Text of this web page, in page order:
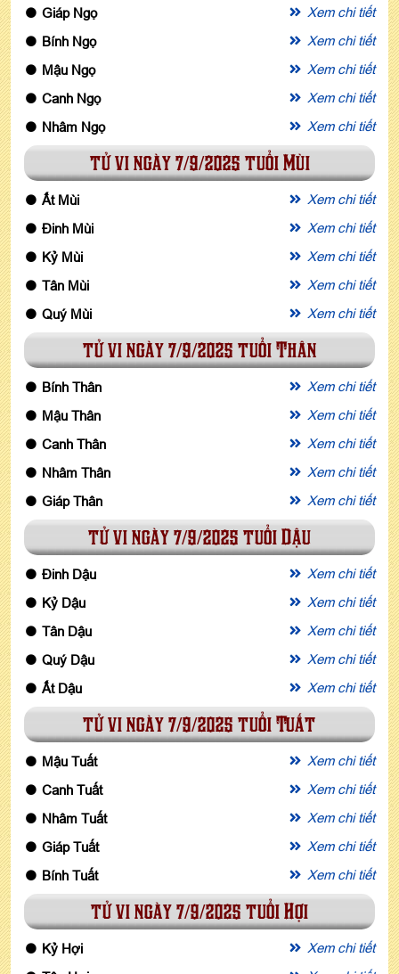
Giáp Ngọ
Xem chi tiết
Bính Ngọ
Xem chi tiết
Mậu Ngọ
Xem chi tiết
Canh Ngọ
Xem chi tiết
Nhâm Ngọ
Xem chi tiết
tử vi ngày 7/9/2025 tuổi Mùi
Ất Mùi
Xem chi tiết
Đinh Mùi
Xem chi tiết
Kỷ Mùi
Xem chi tiết
Tân Mùi
Xem chi tiết
Quý Mùi
Xem chi tiết
tử vi ngày 7/9/2025 tuổi Thân
Bính Thân
Xem chi tiết
Mậu Thân
Xem chi tiết
Canh Thân
Xem chi tiết
Nhâm Thân
Xem chi tiết
Giáp Thân
Xem chi tiết
tử vi ngày 7/9/2025 tuổi Dậu
Đinh Dậu
Xem chi tiết
Kỷ Dậu
Xem chi tiết
Tân Dậu
Xem chi tiết
Quý Dậu
Xem chi tiết
Ất Dậu
Xem chi tiết
tử vi ngày 7/9/2025 tuổi Tuất
Mậu Tuất
Xem chi tiết
Canh Tuất
Xem chi tiết
Nhâm Tuất
Xem chi tiết
Giáp Tuất
Xem chi tiết
Bính Tuất
Xem chi tiết
tử vi ngày 7/9/2025 tuổi Hợi
Kỷ Hợi
Xem chi tiết